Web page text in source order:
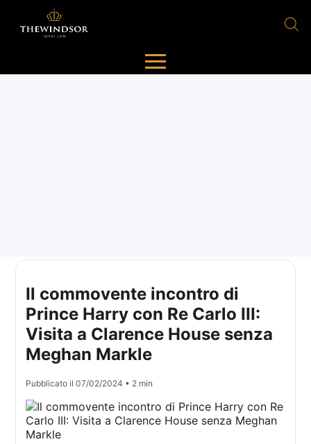
Il commovente incontro di
Prince Harry con Re Carlo III:
Visita a Clarence House senza
Meghan Markle
Pubblicato il07/02/2024 • 2 min